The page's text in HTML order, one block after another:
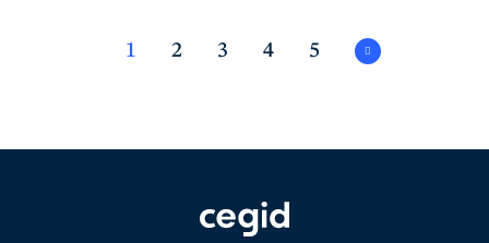
1 2 3 4 5